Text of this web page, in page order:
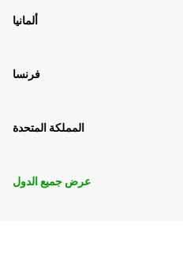
ألمانيا
فرنسا
المملكة المتحدة
عرض جميع الدول